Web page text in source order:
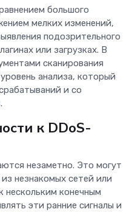
большого
мелких изменений,
подозрительного
или загрузках. В
сканирования
анализа, который
и со
к DDoS-
незаметно. Это могут
незнакомых сетей или
нескольким конечным
эти ранние сигналы и